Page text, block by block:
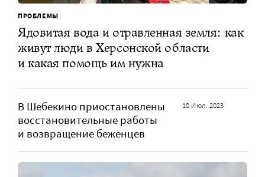
ПРОБЛЕМЫ
Ядовитая вода и отравленная земля: как
живут люди в Херсонской области
и какая помощь им нужна
В Шебекино приостановлены
восстановительные работы
и возвращение беженцев
10 Июл. 2023